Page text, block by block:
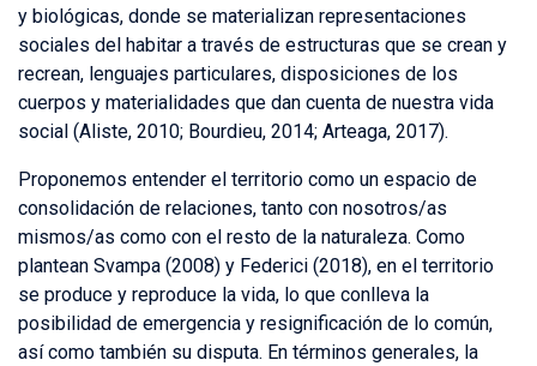
y biológicas, donde se materializan representaciones
sociales del habitar a través de estructuras que se crean y
recrean, lenguajes particulares, disposiciones de los
cuerpos y materialidades que dan cuenta de nuestra vida
social (Aliste, 2010; Bourdieu, 2014; Arteaga, 2017).
Proponemos entender el territorio como un espacio de
consolidación de relaciones, tanto con nosotros/as
mismos/as como con el resto de la naturaleza. Como
plantean Svampa (2008) y Federici (2018), en el territorio
se produce y reproduce la vida, lo que conlleva la
posibilidad de emergencia y resignificación de lo común,
así como también su disputa. En términos generales, la